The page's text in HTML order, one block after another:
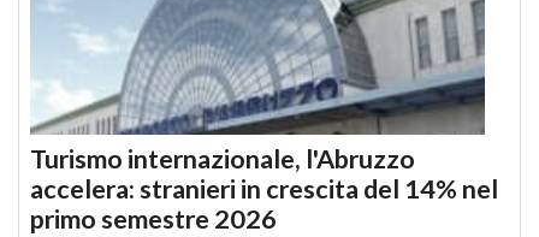
Turismo internazionale, l'Abruzzo
accelera: stranieri in crescita del 14% nel
primo semestre 2026